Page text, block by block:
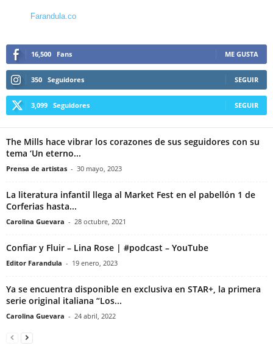
Farandula.co
16,500 Fans ME GUSTA
350 Seguidores SEGUIR
3,099 Seguidores SEGUIR
The Mills hace vibrar los corazones de sus seguidores con su
tema ‘Un eterno...
Prensa de artistas - 30 mayo, 2023
La literatura infantil llega al Market Fest en el pabellón 1 de
Corferias hasta...
Carolina Guevara - 28 octubre, 2021
Confiar y Fluir – Lina Rose | #podcast – YouTube
Editor Farandula - 19 enero, 2023
Ya se encuentra disponible en exclusiva en STAR+, la primera
serie original italiana “Los...
Carolina Guevara - 24 abril, 2022